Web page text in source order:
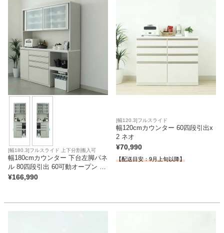
キッチン用品
家電・照明器具
インテリア雑貨
ガーデン
タワー
[幅180.3]フルスライド 上下分割搬入可
幅180cmカウンター 下台左脚パネ
ル 80四段引出 60可動オープン ネ
オ
¥166,990
[幅120.3]フルスライド
幅120cmカウンター 60四段引出x
2 ネオ
¥70,990
【配送目安：9月上旬以降】